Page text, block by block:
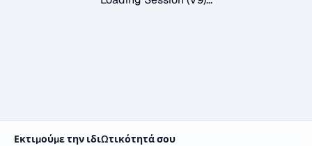
Εκτιμούμε την ιδιωτικότητά σου